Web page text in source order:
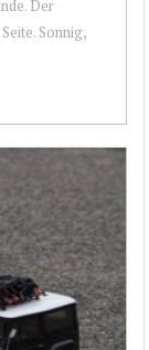
Der
Sonnig,